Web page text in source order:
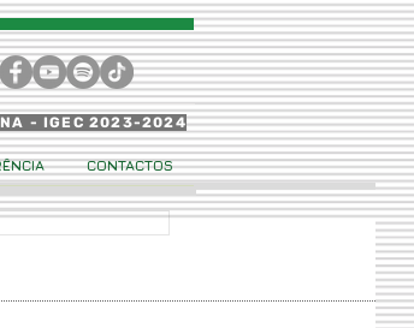
CONTACTOS
- IGEC 2023-2024